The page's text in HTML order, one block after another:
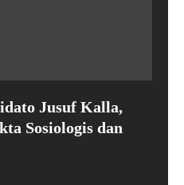
Jusuf Kalla,
Sosiologis dan